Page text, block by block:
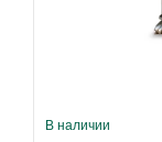
В наличии